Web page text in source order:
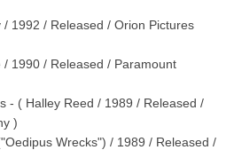
1992 / Released / Orion Pictures
1990 / Released / Paramount
- ( Halley Reed / 1989 / Released /
)
Wrecks") / 1989 / Released /